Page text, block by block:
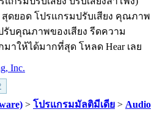
สุดยอด โปรแกรมปรับเสียง คุณภาพ
รับคุณภาพของเสียง รีดความ
าให้ได้มากที่สุด โหลด Hear เลย
Inc.
> โปรแกรมมัลติมีเดีย > Audio